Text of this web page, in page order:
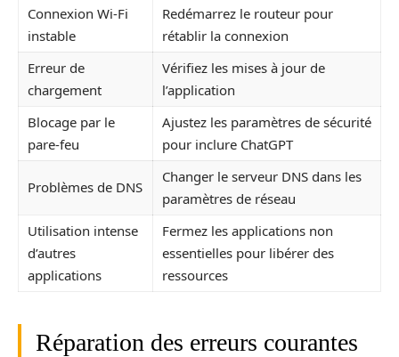
Connexion Wi-Fi
instable
Redémarrez le routeur pour
rétablir la connexion
Erreur de
chargement
Vérifiez les mises à jour de
l’application
Blocage par le
pare-feu
Ajustez les paramètres de sécurité
pour inclure ChatGPT
Problèmes de DNS
Changer le serveur DNS dans les
paramètres de réseau
Utilisation intense
d’autres
applications
Fermez les applications non
essentielles pour libérer des
ressources
Réparation des erreurs courantes